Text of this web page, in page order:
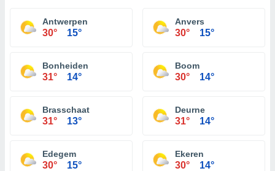
Antwerpen
30° 15°
Anvers
30° 15°
Bonheiden
31° 14°
Boom
30° 14°
Brasschaat
31° 13°
Deurne
31° 14°
Edegem
30° 15°
Ekeren
30° 14°